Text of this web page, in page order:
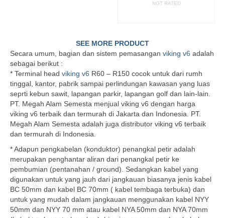
NOT RATED
SEE MORE PRODUCT
Secara umum, bagian dan sistem pemasangan viking v6 adalah
sebagai berikut :
* Terminal head viking v6 R60 – R150 cocok untuk dari rumh
tinggal, kantor, pabrik sampai perlindungan kawasan yang luas
seprti kebun sawit, lapangan parkir, lapangan golf dan lain-lain.
PT. Megah Alam Semesta menjual viking v6 dengan harga
viking v6 terbaik dan termurah di Jakarta dan Indonesia. PT.
Megah Alam Semesta adalah juga distributor viking v6 terbaik
dan termurah di Indonesia.
* Adapun pengkabelan (konduktor) penangkal petir adalah
merupakan penghantar aliran dari penangkal petir ke
pembumian (pentanahan / ground). Sedangkan kabel yang
digunakan untuk yang jauh dari jangkauan biasanya jenis kabel
BC 50mm dan kabel BC 70mm ( kabel tembaga terbuka) dan
untuk yang mudah dalam jangkauan menggunakan kabel NYY
50mm dan NYY 70 mm atau kabel NYA 50mm dan NYA 70mm